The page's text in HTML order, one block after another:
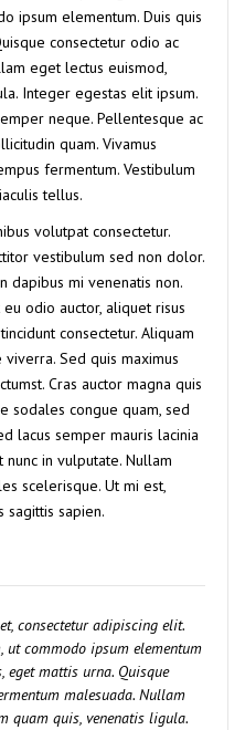
ipsum elementum. Duis quis
consectetur odio ac
eget lectus euismod,
Integer egestas elit ipsum.
neque. Pellentesque ac
quam. Vivamus
fermentum. Vestibulum
tellus.
volutpat consectetur.
vestibulum sed non dolor.
dapibus mi venenatis non.
odio auctor, aliquet risus
consectetur. Aliquam
Sed quis maximus
Cras auctor magna quis
sodales congue quam, sed
lacus semper mauris lacinia
in vulputate. Nullam
scelerisque. Ut mi est,
sagittis sapien.
consectetur adipiscing elit.
commodo ipsum elementum
mattis urna. Quisque
malesuada. Nullam
quam quis, venenatis ligula.